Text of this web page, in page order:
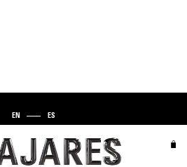
EN ES